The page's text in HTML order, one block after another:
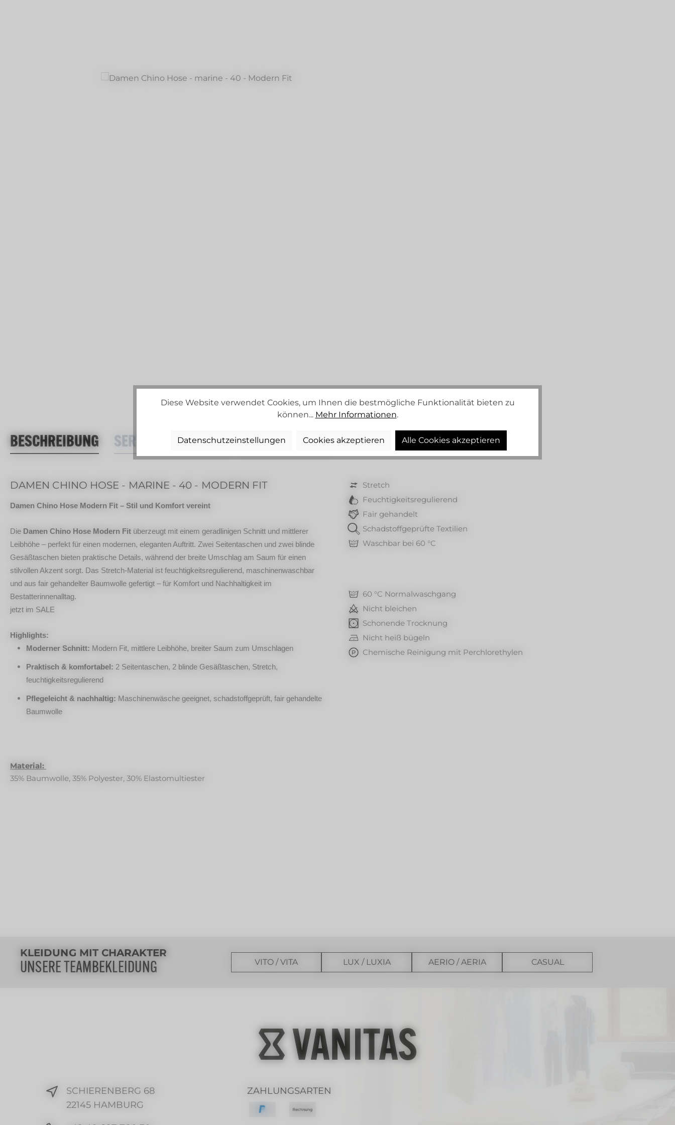
BESCHREIBUNG SERVICE & VERSAND BEWERTUNGEN
DAMEN CHINO HOSE - MARINE - 40 - MODERN FIT
Damen Chino Hose Modern Fit – Stil und Komfort vereint
Die Damen Chino Hose Modern Fit überzeugt mit einem geradlinigen Schnitt und mittlerer
Leibhöhe – perfekt für einen modernen, eleganten Auftritt. Zwei Seitentaschen und zwei blinde
Gesäßtaschen bieten praktische Details, während der breite Umschlag am Saum für einen
stilvollen Akzent sorgt. Das Stretch-Material ist feuchtigkeitsregulierend, maschinenwaschbar
und aus fair gehandelter Baumwolle gefertigt – für Komfort und Nachhaltigkeit im
Bestatterinnenalltag.
jetzt im SALE
Highlights:
Moderner Schnitt: Modern Fit, mittlere Leibhöhe, breiter Saum zum Umschlagen
Praktisch & komfortabel: 2 Seitentaschen, 2 blinde Gesäßtaschen, Stretch,
feuchtigkeitsregulierend
Pflegeleicht & nachhaltig: Maschinenwäsche geeignet, schadstoffgeprüft, fair gehandelte
Baumwolle
Material:
35% Baumwolle, 35% Polyester, 30% Elastomultiester
Stretch
Feuchtigkeitsregulierend
Fair gehandelt
Schadstoffgeprüfte Textilien
Waschbar bei 60 °C
60 °C Normalwaschgang
Nicht bleichen
Schonende Trocknung
Nicht heiß bügeln
Chemische Reinigung mit Perchlorethylen
KLEIDUNG MIT CHARAKTER
UNSERE TEAMBEKLEIDUNG VITO / VITA LUX / LUXIA AERIO / AERIA CASUAL
SCHIERENBERG 68
22145 HAMBURG
ZAHLUNGSARTEN
Diese Website verwendet Cookies, um Ihnen die bestmögliche Funktionalität bieten zu
können... Mehr Informationen.
Datenschutzeinstellungen Cookies akzeptieren Alle Cookies akzeptieren